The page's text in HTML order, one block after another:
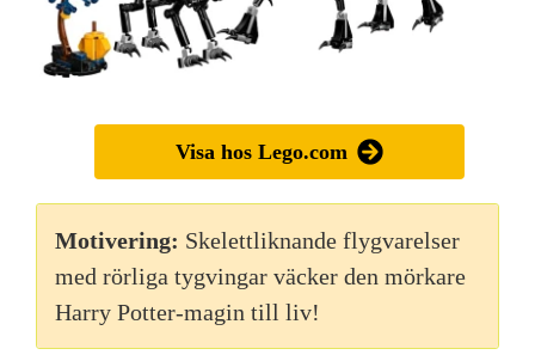
Visa hos Lego.com
Motivering: Skelettliknande flygvarelser
med rörliga tygvingar väcker den mörkare
Harry Potter-magin till liv!